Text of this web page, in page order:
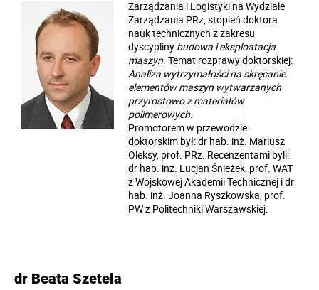
Zarządzania i Logistyki na Wydziale
Zarządzania PRz, stopień doktora
nauk technicznych z zakresu
dyscypliny budowa i eksploatacja
maszyn. Temat rozprawy doktorskiej:
Analiza wytrzymałości na skręcanie
elementów maszyn wytwarzanych
przyrostowo z materiałów
polimerowych.
Promotorem w przewodzie
doktorskim był: dr hab. inż. Mariusz
Oleksy, prof. PRz. Recenzentami byli:
dr hab. inż. Lucjan Śnieżek, prof. WAT
z Wojskowej Akademii Technicznej i dr
hab. inż. Joanna Ryszkowska, prof.
PW z Politechniki Warszawskiej.
dr Beata Szetela